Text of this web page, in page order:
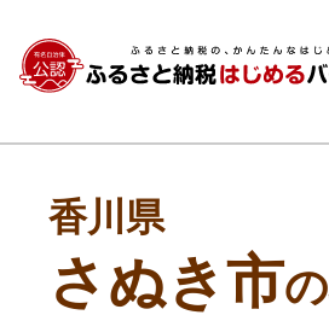
香川県
さぬき市の